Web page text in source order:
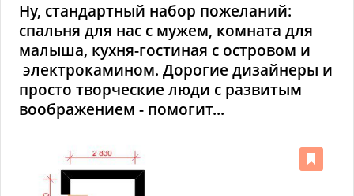
Ну, стандартный набор пожеланий:
спальня для нас с мужем, комната для
малыша, кухня-гостиная с островом и
электрокамином. Дорогие дизайнеры и
просто творческие люди с развитым
воображением - помогит...